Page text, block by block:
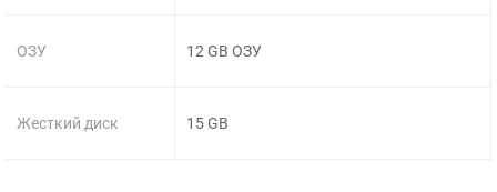
ОЗУ
Жесткий диск
12 GB ОЗУ
15 GB